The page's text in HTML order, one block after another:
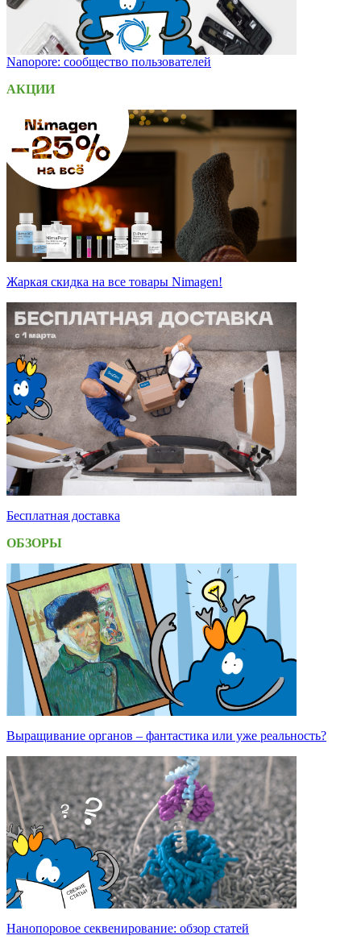
Nanopore: сообщество пользователей
АКЦИИ
Жаркая скидка на все товары Nimagen!
Бесплатная доставка
ОБЗОРЫ
Выращивание органов – фантастика или уже реальность?
Нанопоровое секвенирование: обзор статей